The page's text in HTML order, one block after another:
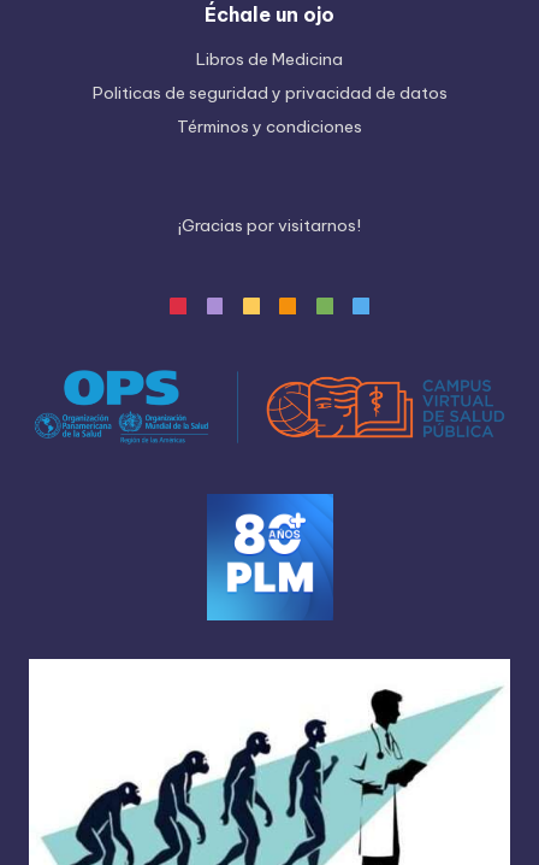
Échale un ojo
Libros de Medicina
Politicas de seguridad y privacidad de datos
Términos y condiciones
¡Gracias porvisitarnos!